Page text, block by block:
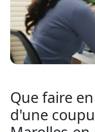
Que faire
d'une